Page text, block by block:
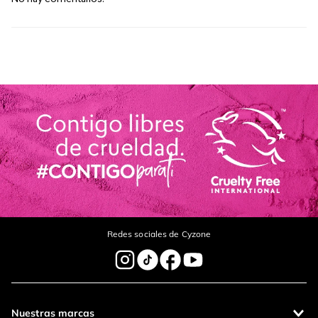
Redes sociales de Cyzone
Nuestras marcas